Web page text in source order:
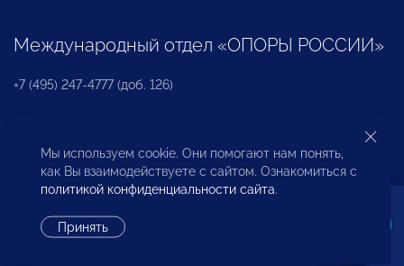
Международный отдел «ОПОРЫ РОССИИ»
+7 (495) 247-4777 (доб. 126)
Бюро по защите прав предпринимателей и
инвесторов
Мы используем cookie. Они помогают нам понять,
как Вы взаимодействуете с сайтом. Ознакомиться с
политикой конфиденциальности сайта.
Принять